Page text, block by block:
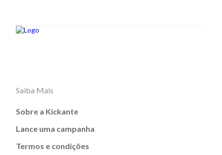
Saiba Mais
Sobre a Kickante
Lance uma campanha
Termos e condições